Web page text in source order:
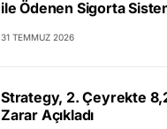
ile Ödenen Sigorta
31 TEMMUZ 2026
Strategy, 2. Çeyrekte
Zarar Açıkladı